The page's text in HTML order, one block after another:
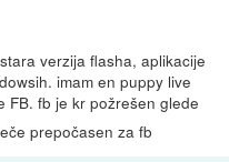
verzija flasha, aplikacije
imam en puppy live
FB. fb je kr požrešen glede
prepočasen za fb